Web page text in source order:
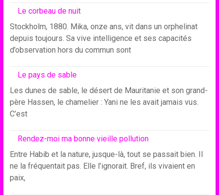
Le corbeau de nuit
Stockholm, 1880. Mika, onze ans, vit dans un orphelinat
depuis toujours. Sa vive intelligence et ses capacités
d’observation hors du commun sont
Le pays de sable
Les dunes de sable, le désert de Mauritanie et son grand-
père Hassen, le chamelier : Yani ne les avait jamais vus.
C’est
Rendez-moi ma bonne vieille pollution
Entre Habib et la nature, jusque-là, tout se passait bien. Il
ne la fréquentait pas. Elle l’ignorait. Bref, ils vivaient en
paix,